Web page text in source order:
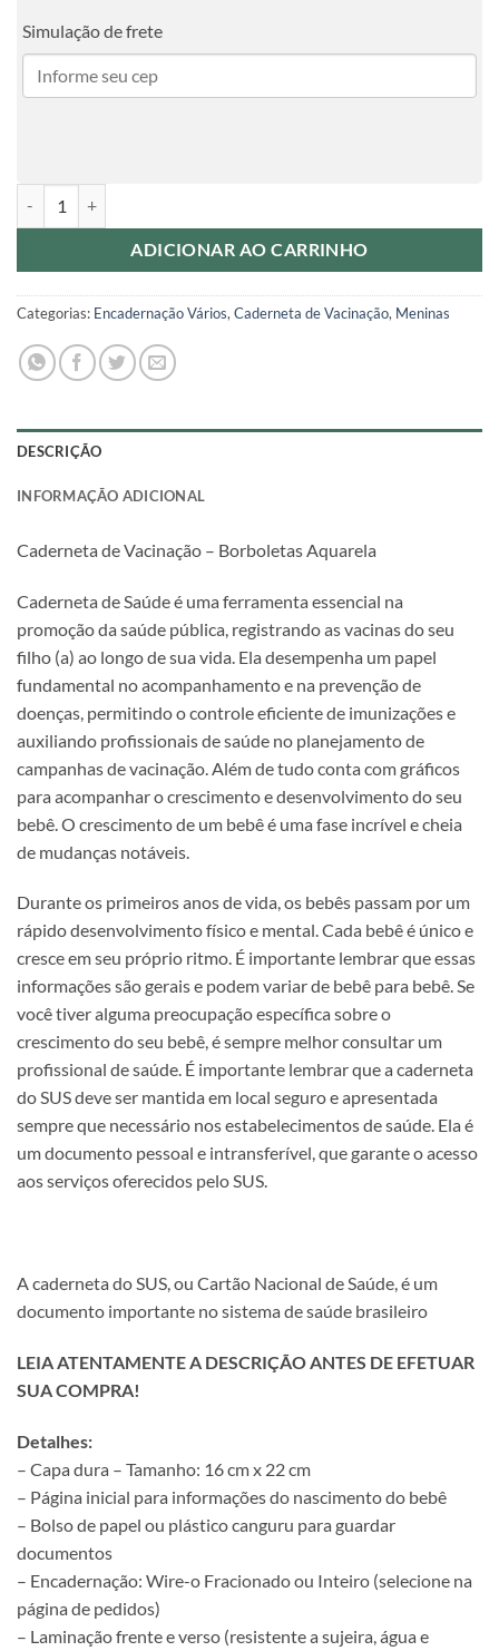
Simulação de frete
ADICIONAR AO CARRINHO
Categorias: Encadernação Vários, Caderneta de Vacinação, Meninas
DESCRIÇÃO
INFORMAÇÃO ADICIONAL
Caderneta de Vacinação – Borboletas Aquarela
Caderneta de Saúde é uma ferramenta essencial na
promoção da saúde pública, registrando as vacinas do seu
filho (a) ao longo de sua vida. Ela desempenha um papel
fundamental no acompanhamento e na prevenção de
doenças, permitindo o controle eficiente de imunizações e
auxiliando profissionais de saúde no planejamento de
campanhas de vacinação. Além de tudo conta com gráficos
para acompanhar o crescimento e desenvolvimento do seu
bebê. O crescimento de um bebê é uma fase incrível e cheia
de mudanças notáveis.
Durante os primeiros anos de vida, os bebês passam por um
rápido desenvolvimento físico e mental. Cada bebê é único e
cresce em seu próprio ritmo. É importante lembrar que essas
informações são gerais e podem variar de bebê para bebê. Se
você tiver alguma preocupação específica sobre o
crescimento do seu bebê, é sempre melhor consultar um
profissional de saúde. É importante lembrar que a caderneta
do SUS deve ser mantida em local seguro e apresentada
sempre que necessário nos estabelecimentos de saúde. Ela é
um documento pessoal e intransferível, que garante o acesso
aos serviços oferecidos pelo SUS.
A caderneta do SUS, ou Cartão Nacional de Saúde, é um
documento importante no sistema de saúde brasileiro
LEIA ATENTAMENTE A DESCRIÇÃO ANTES DE EFETUAR
SUA COMPRA!
Detalhes:
– Capa dura – Tamanho: 16 cm x 22 cm
– Página inicial para informações do nascimento do bebê
– Bolso de papel ou plástico canguru para guardar
documentos
– Encadernação: Wire-o Fracionado ou Inteiro (selecione na
página de pedidos)
– Laminação frente e verso (resistente a sujeira, água e